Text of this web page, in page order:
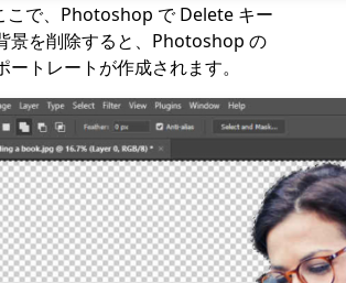
こで、Photoshop で Delete キー
景を削除すると、Photoshop の
ー​​トレートが作成されます。